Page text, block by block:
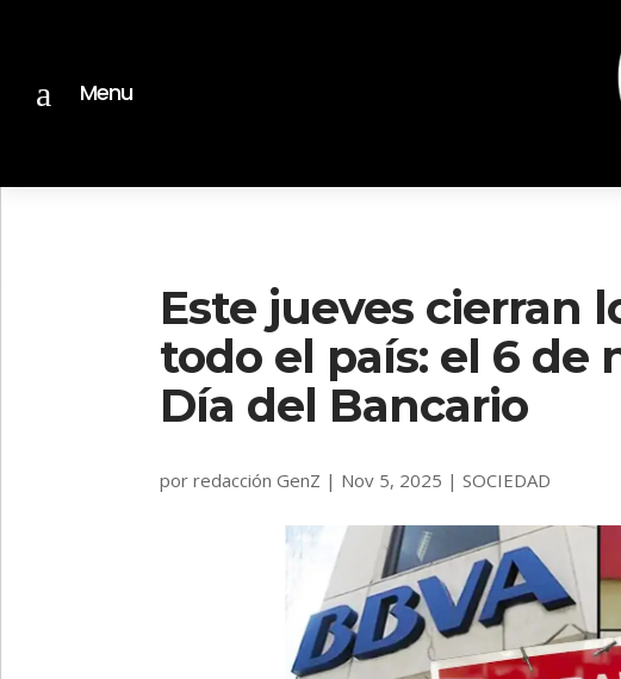
a Menu
Este jueves cierran
todo el país: el 6 de
Día del Bancario
porredacción GenZ | Nov 5, 2025 |SOCIEDAD